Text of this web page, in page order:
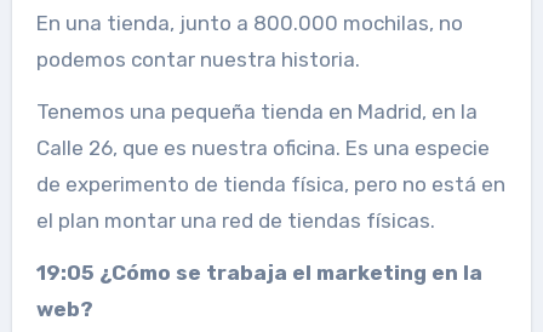
En una tienda, junto a 800.000 mochilas, no
podemos contar nuestra historia.
Tenemos una pequeña tienda en Madrid, en la
Calle 26, que es nuestra oficina. Es una especie
de experimento de tienda física, pero no está en
el plan montar una red de tiendas físicas.
19:05 ¿Cómo se trabaja el marketing en la
web?